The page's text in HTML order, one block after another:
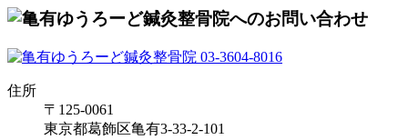
住所
〒125-0061
東京都葛飾区亀有3-33-2-101